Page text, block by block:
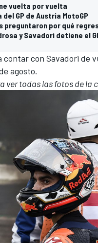
vuelta por vuelta
GP de Austria MotoGP
preguntaron por qué
y Savadori detiene el
con Savadori de
agosto.
ver todas las fotos de la